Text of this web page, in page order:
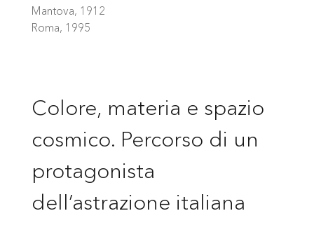
Mantova, 1912
Roma, 1995
Colore, materia e spazio
cosmico. Percorso di un
protagonista
dell’astrazione italiana